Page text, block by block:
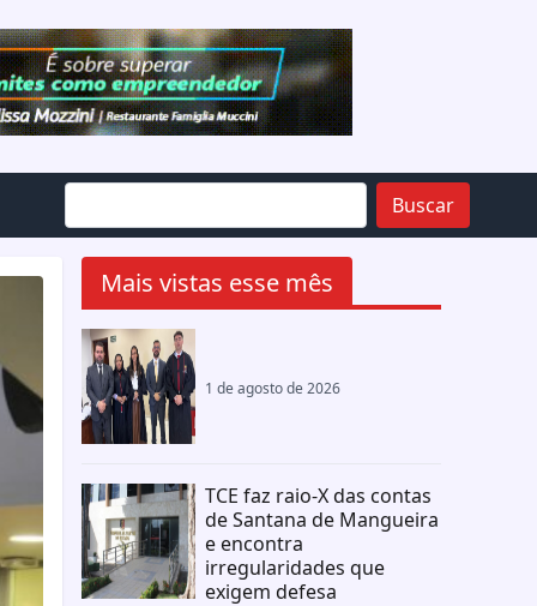
Buscar
Mais vistas esse mês
1 de agosto de 2026
TCE faz raio-X das contas
de Santana de Mangueira
e encontra
irregularidades que
exigem defesa